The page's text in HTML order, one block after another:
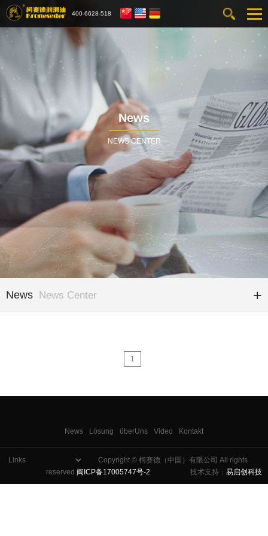
400-6628-518
News
NEWS CENTER
News News Center
1
News Lösung überUns Video Kontakt
Copyright © 柯赛德（中国）有限公司 All rights
reserved 闽ICP备17005747号-2 技术支持： 易启创科技